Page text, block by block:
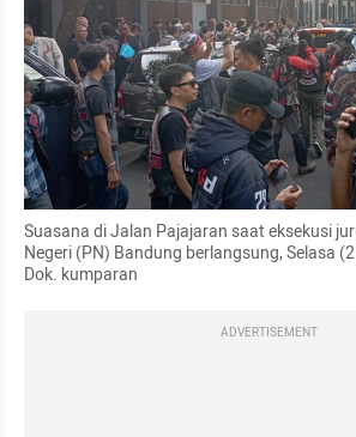
Suasana di Jalan Pajajaran saat eksekusi
Negeri (PN) Bandung berlangsung, Selasa
Dok. kumparan
ADVERTISEMENT